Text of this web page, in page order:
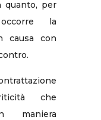
quanto, per
la
causa con
che
maniera